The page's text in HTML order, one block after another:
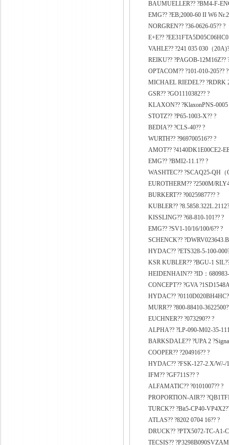
BAUMUELLER?? ?BM4-F-
EMG?? ?EB;2000-60 II W6
NORGREN?? ?36-0626-05?? ?
E+E??
VAHLE?? ?241 035 030（
REIKU?? ?PAGOB-12M16Z??
OPTACOM?? ?101-010-205?? ?
MICHAEL RIEDEL?? ?RDRK
GSR?? ?GO1110382?? ?
KLAXON?? ?KlaxonPNS-
STOTZ?? ?P65-1003-X?? ?
BEDIA?? ?CLS-40?? ?
WURTH?? ?969700516?? ?
AMOT?? ?4140DK1E00CE2-
EMG?? ?BMI2-11.1?? ?
WASHTEC?? ?SCAQ25-QH（
EUROTHERM?? ?2500M/
BURKERT?? ?00259877?? ?
KUBLER??
KISSLING?? ?68-810-101?? ?
EMG?? ?SV1-10/16/100/6?? ?
SCHENCK??
HYDAC?? ?ETS328-5-100-
KSR KUBLER?? ?BGU-1
HEIDENHAIN?? ?ID：680983-
CONCEPT?? ?GVA
HYDAC??
MURR?? ?800-88410-
EUCHNER?? ?073290?? ?
ALPHA?? ?LP-090-M02-35-
BARKSDALE?? ?UPA 2
COOPER?? ?204916?? ?
HYDAC?? ?FSK-127-2.X/W/-/
IFM?? ?GF711S?? ?
ALFAMATIC?? ?0101007?? ?
PROPORTION-AIR??
TURCK?? ?Bit5-CP40-
ATLAS?? ?8202 0704 16?? ?
DRUCK?? ?PTX5072-TC-A1-
TECSIS??